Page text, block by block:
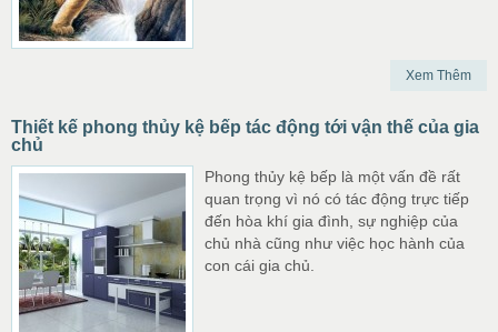
Xem Thêm
Thiết kế phong thủy kệ bếp tác động tới vận thế của gia
chủ
Phong thủy kệ bếp là một vấn đề rất
quan trọng vì nó có tác động trực tiếp
đến hòa khí gia đình, sự nghiệp của
chủ nhà cũng như việc học hành của
con cái gia chủ.